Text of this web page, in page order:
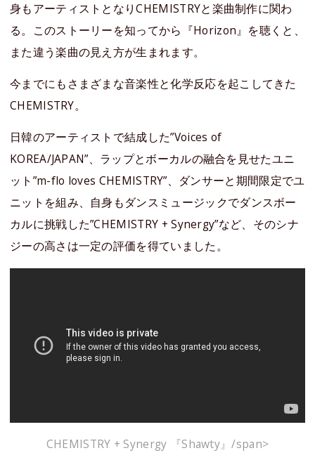
身もアーティストとなりCHEMISTRYと楽曲制作に関わ
る。このストーリーを知ってから『Horizon』を聴くと、
また違う楽曲の見え方が生まれます。
今までにもさまざまな音楽性と化学反応を起こしてきた
CHEMISTRY。
日韓のアーティストで結成した”Voices of
KOREA/JAPAN”、ラップとボーカルの融合を見せたユニ
ット”m-flo loves CHEMISTRY”、ダンサーと期間限定でユ
ニットを組み、自身もダンスミュージックでダンスボー
カルに挑戦した”CHEMISTRY + Synergy”など、そのシナ
ジーの高さは一定の評価を得ていました。
CHEMISTRY + Synergy 『Shawty』/span>